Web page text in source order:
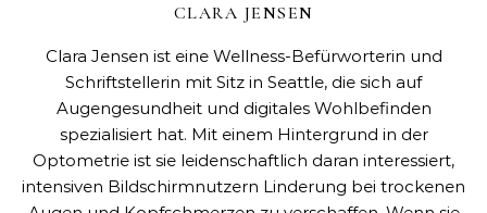
CLARA JENSEN
Clara Jensen ist eine Wellness-Befürworterin und
Schriftstellerin mit Sitz in Seattle, die sich auf
Augengesundheit und digitales Wohlbefinden
spezialisiert hat. Mit einem Hintergrund in der
Optometrie ist sie leidenschaftlich daran interessiert,
intensiven Bildschirmnutzern Linderung bei trockenen